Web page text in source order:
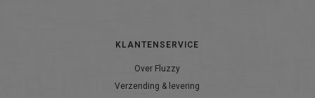
KLANTENSERVICE
Over Fluzzy
Verzending & levering